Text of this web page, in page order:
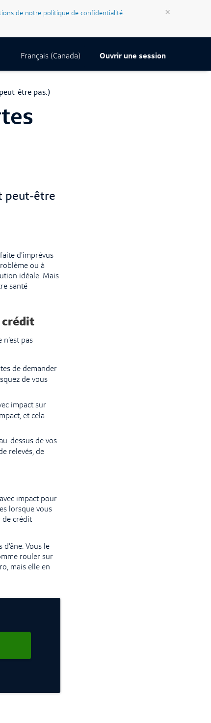
de notre politique de confidentialité.
×
Current Locale:
Français (Canada) Ouvrir une session
être pas.)
peut-être
d’imprévus
ou à
idéale. Mais
santé
crédit
pas
de demander
de vous
impact sur
et cela
dessus de vos
relevés, de
impact pour
lorsque vous
de crédit
Vous le
rouler sur
mais elle en